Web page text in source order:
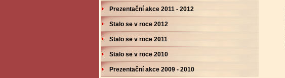
Prezentační akce 2011 - 2012
Stalo se v roce 2012
Stalo se v roce 2011
Stalo se v roce 2010
Prezentační akce 2009 - 2010